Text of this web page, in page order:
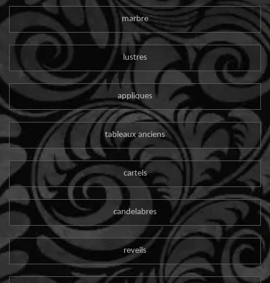
marbre
lustres
appliques
tableaux anciens
cartels
candelabres
reveils